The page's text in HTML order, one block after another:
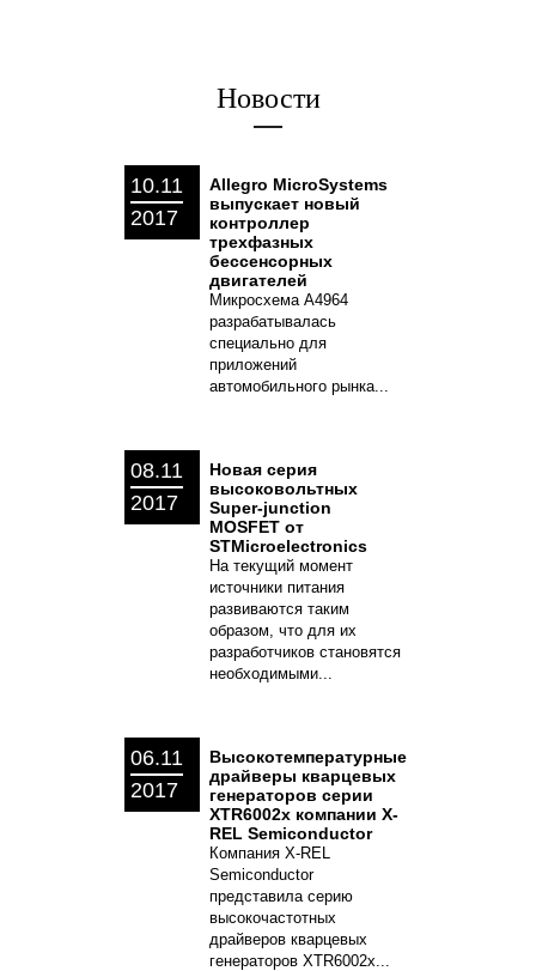
Новости
10.11
2017
Allegro MicroSystems
выпускает новый
контроллер
трехфазных
бессенсорных
двигателей
Микросхема A4964
разрабатывалась
специально для
приложений
автомобильного рынка...
08.11
2017
Новая серия
высоковольтных
Super-junction
MOSFET от
STMicroelectronics
На текущий момент
источники питания
развиваются таким
образом, что для их
разработчиков становятся
необходимыми...
06.11
2017
Высокотемпературные
драйверы кварцевых
генераторов серии
XTR6002x компании X-
REL Semiconductor
Компания X-REL
Semiconductor
представила серию
высокочастотных
драйверов кварцевых
генераторов XTR6002x...